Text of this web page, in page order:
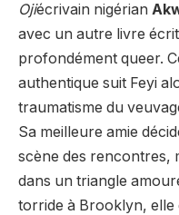
Ojiécrivain nigérian
avec un autre livre
profondément queer.
authentique suit Feyi
traumatisme du
Sa meilleure amie
scène des rencontres,
dans un triangle
torride à Brooklyn, elle